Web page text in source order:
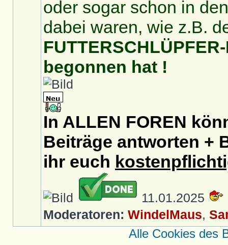
oder sogar schon in
dabei waren, wie z.B.
begonnen hat !
In ALLEN FOREN
Beiträge antworten +
ihr euch
11.01.2025
Moderatoren: WindelMaus,
Alle Cookies des